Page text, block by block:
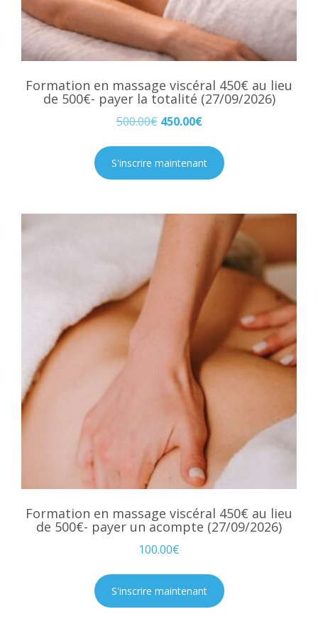
Formation en massage viscéral 450€ au lieu
de 500€- payer la totalité (27/09/2026)
500.00€ 450.00€
S'inscrire maintenant
Formation en massage viscéral 450€ au lieu
de 500€- payer un acompte (27/09/2026)
100.00€
S'inscrire maintenant